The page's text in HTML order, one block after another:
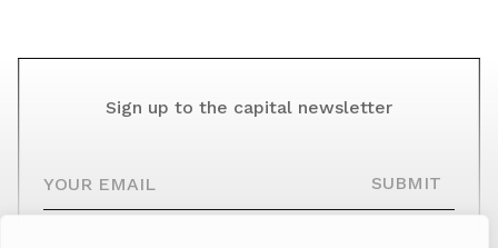
Sign up to the capital newsletter
SUBMIT